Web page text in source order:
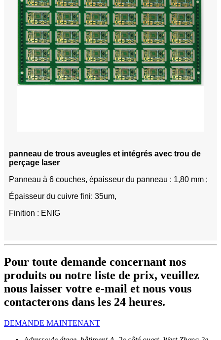
panneau de trous aveugles et intégrés avec trou de
perçage laser
Panneau à 6 couches, épaisseur du panneau : 1,80 mm ;
Épaisseur du cuivre fini: 35um,
Finition : ENIG
Pour toute demande concernant nos
produits ou notre liste de prix, veuillez
nous laisser votre e-mail et nous vous
contacterons dans les 24 heures.
DEMANDE MAINTENANT